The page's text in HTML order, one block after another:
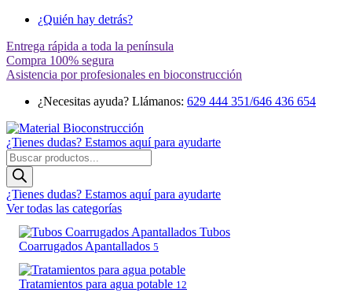
¿Quién hay detrás?
Entrega rápida a toda la península
Compra 100% segura
Asistencia por profesionales en bioconstrucción
¿Necesitas ayuda? Llámanos: 629 444 351/646 436 654
¿Tienes dudas? Estamos aquí para ayudarte
Búsqueda
de
productos
¿Tienes dudas? Estamos aquí para ayudarte
Ver todas las categorías
Tubos
Coarrugados Apantallados 5
Tratamientos para agua potable 12